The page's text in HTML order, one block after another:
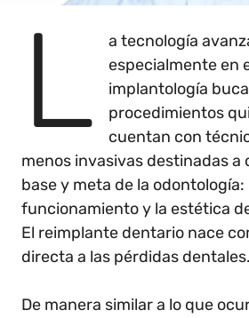
L
a tecnología
especialmente en
implantología
procedimientos
cuentan con
menos invasivas destinadas a
base y meta de la
funcionamiento y la estética
El reimplante dentario nace
directa a las pérdidas dentales.
De manera similar a lo que